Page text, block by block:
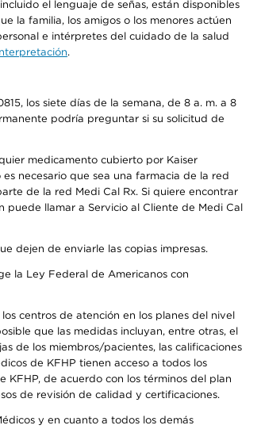
el lenguaje de señas, están disponibles
la familia, los amigos o los menores actúen
e intérpretes del cuidado de la salud
.
los siete días de la semana, de 8 a. m. a 8
podría preguntar si su solicitud de
medicamento cubierto por Kaiser
necesario que sea una farmacia de la red
de la red Medi Cal Rx. Si quiere encontrar
puede llamar a Servicio al Cliente de Medi Cal
dejen de enviarle las copias impresas.
la Ley Federal de Americanos con
centros de atención en los planes del nivel
que las medidas incluyan, entre otras, el
de los miembros/pacientes, las calificaciones
de KFHP tienen acceso a todos los
de acuerdo con los términos del plan
de revisión de calidad y certificaciones.
y en cuanto a todos los demás